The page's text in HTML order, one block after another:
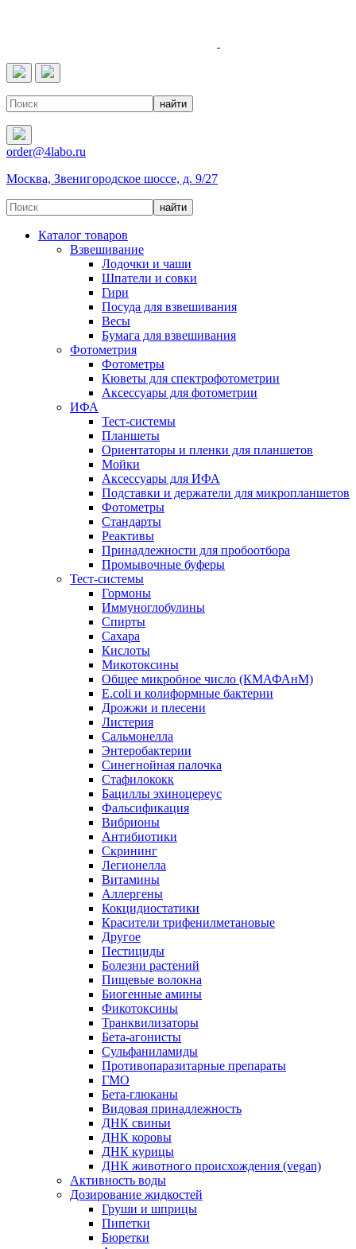
order@4labo.ru
Москва, Звенигородское шоссе, д. 9/27
Каталог товаров
Взвешивание
Лодочки и чаши
Шпатели и совки
Гири
Посуда для взвешивания
Весы
Бумага для взвешивания
Фотометрия
Фотометры
Кюветы для спектрофотометрии
Аксессуары для фотометрии
ИФА
Тест-системы
Планшеты
Ориентаторы и пленки для планшетов
Мойки
Аксессуары для ИФА
Подставки и держатели для микропланшетов
Фотометры
Стандарты
Реактивы
Принадлежности для пробоотбора
Промывочные буферы
Тест-системы
Гормоны
Иммуноглобулины
Спирты
Сахара
Кислоты
Микотоксины
Общее микробное число (КМАФАнМ)
E.coli и колиформные бактерии
Дрожжи и плесени
Листерия
Сальмонелла
Энтеробактерии
Синегнойная палочка
Стафилококк
Бациллы эхиноцереус
Фальсификация
Вибрионы
Антибиотики
Скрининг
Легионелла
Витамины
Аллергены
Кокцидиостатики
Красители трифенилметановые
Другое
Пестициды
Болезни растений
Пищевые волокна
Биогенные амины
Фикотоксины
Транквилизаторы
Бета-агонисты
Сульфаниламиды
Противопаразитарные препараты
ГМО
Бета-глюканы
Видовая принадлежность
ДНК свиньи
ДНК коровы
ДНК курицы
ДНК животного происхождения (vegan)
Активность воды
Дозирование жидкостей
Груши и шприцы
Пипетки
Бюретки